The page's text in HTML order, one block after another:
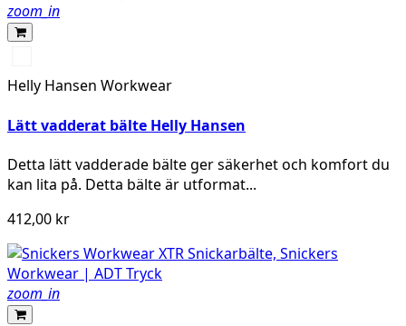
zoom_in
BLACK
Helly Hansen Workwear
Lätt vadderat bälte Helly Hansen
Detta lätt vadderade bälte ger säkerhet och komfort du
kan lita på. Detta bälte är utformat...
412,00 kr
zoom_in